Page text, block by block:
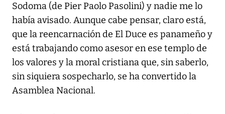
Sodoma (de Pier Paolo Pasolini) y nadie me lo
había avisado. Aunque cabe pensar, claro está,
que la reencarnación de El Duce es panameño y
está trabajando como asesor en ese templo de
los valores y la moral cristiana que, sin saberlo,
sin siquiera sospecharlo, se ha convertido la
Asamblea Nacional.